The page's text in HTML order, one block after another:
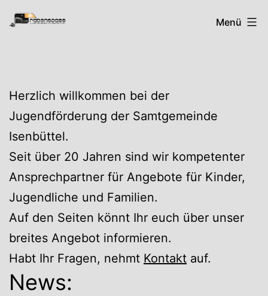
Zum
Inhalt
RabenspassMenü
Herzlich willkommen bei der
Jugendförderung der Samtgemeinde
Isenbüttel.
Seit über 20 Jahren sind wir kompetenter
Ansprechpartner für Angebote für Kinder,
Jugendliche und Familien.
Auf den Seiten könnt Ihr euch über unser
breites Angebot informieren.
Habt Ihr Fragen, nehmt Kontakt auf.
News: